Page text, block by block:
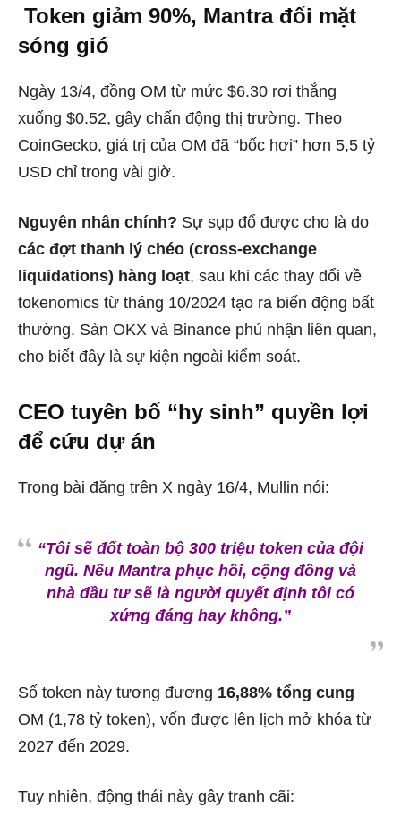
Token giảm 90%, Mantra đối mặt
sóng gió
Ngày 13/4, đồng OM từ mức $6.30 rơi thẳng
xuống $0.52, gây chấn động thị trường. Theo
CoinGecko, giá trị của OM đã “bốc hơi” hơn 5,5 tỷ
USD chỉ trong vài giờ.
Nguyên nhân chính? Sự sụp đổ được cho là do
các đợt thanh lý chéo (cross-exchange
liquidations) hàng loạt, sau khi các thay đổi về
tokenomics từ tháng 10/2024 tạo ra biến động bất
thường. Sàn OKX và Binance phủ nhận liên quan,
cho biết đây là sự kiện ngoài kiểm soát.
CEO tuyên bố “hy sinh” quyền lợi
để cứu dự án
Trong bài đăng trên X ngày 16/4, Mullin nói:
“Tôi sẽ đốt toàn bộ 300 triệu token của đội
ngũ. Nếu Mantra phục hồi, cộng đồng và
nhà đầu tư sẽ là người quyết định tôi có
xứng đáng hay không.”
Số token này tương đương 16,88% tổng cung
OM (1,78 tỷ token), vốn được lên lịch mở khóa từ
2027 đến 2029.
Tuy nhiên, động thái này gây tranh cãi: